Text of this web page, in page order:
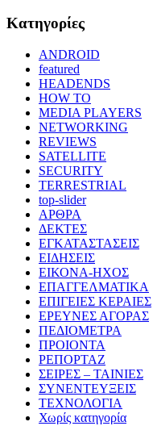
Kατηγορίες
ANDROID
featured
HEADENDS
HOW TO
MEDIA PLAYERS
NETWORKING
REVIEWS
SATELLITE
SECURITY
TERRESTRIAL
top-slider
ΑΡΘΡΑ
ΔΕΚΤΕΣ
ΕΓΚΑΤΑΣΤΑΣΕΙΣ
ΕΙΔΗΣΕΙΣ
ΕΙΚΟΝΑ-ΗΧΟΣ
ΕΠΑΓΓΕΛΜΑΤΙΚΑ
ΕΠΙΓΕΙΕΣ ΚΕΡΑΙΕΣ
ΕΡΕΥΝΕΣ ΑΓΟΡΑΣ
ΠΕΔΙΟΜΕΤΡΑ
ΠΡΟΙΟΝΤΑ
ΡΕΠΟΡΤΑΖ
ΣΕΙΡΕΣ – ΤΑΙΝΙΕΣ
ΣΥΝΕΝΤΕΥΞΕΙΣ
ΤΕΧΝΟΛΟΓΙΑ
Χωρίς κατηγορία